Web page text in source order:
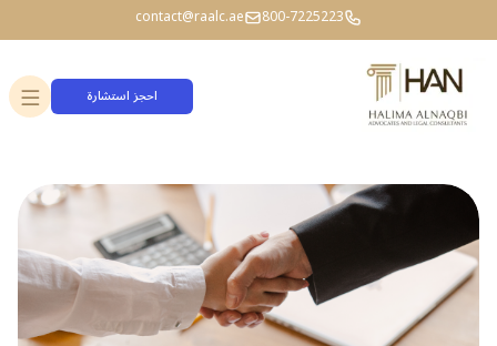
800-7225223
contact@raalc.ae
احجز استشارة